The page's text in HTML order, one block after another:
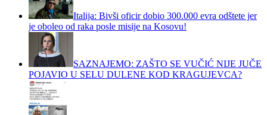
Italija: Bivši oficir dobio 300.000 evra odštete jer
je oboleo od raka posle misije na Kosovu!
SAZNAJEMO: ZAŠTO SE VUČIĆ NIJE JUČE
POJAVIO U SELU DULENE KOD KRAGUJEVCA?